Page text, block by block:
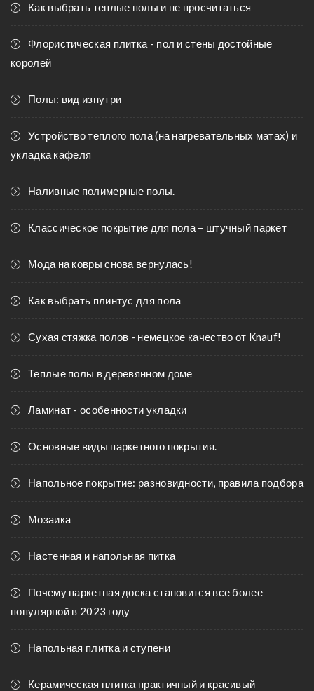
Как выбрать теплые полы и не просчитаться
Флористическая плитка - пол и стены достойные
королей
Полы: вид изнутри
Устройство теплого пола (на нагревательных матах) и
укладка кафеля
Наливные полимерные полы.
Классическое покрытие для пола – штучный паркет
Мода на ковры снова вернулась!
Как выбрать плинтус для пола
Сухая стяжка полов - немецкое качество от Knauf!
Теплые полы в деревянном доме
Ламинат - особенности укладки
Основные виды паркетного покрытия.
Напольное покрытие: разновидности, правила подбора
Мозаика
Настенная и напольная питка
Почему паркетная доска становится все более
популярной в 2023 году
Напольная плитка и ступени
Керамическая плитка практичный и красивый